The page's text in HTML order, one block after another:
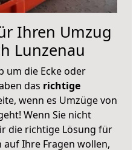
Ihren Umzug
Lunzenau
um die Ecke oder
das richtige
wenn es Umzüge von
Wenn Sie nicht
die richtige Lösung für
auf Ihre Fragen wollen,